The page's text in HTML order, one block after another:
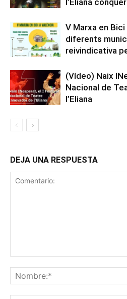
V Marxa en
diferents
reivindicativa
(Vídeo) Naix
Nacional de
l’Eliana
DEJA UNA RESPUESTA